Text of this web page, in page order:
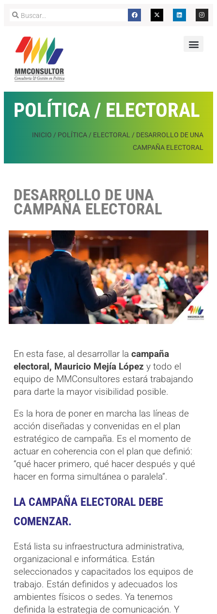
POLÍTICA / ELECTORAL
INICIO / POLÍTICA / ELECTORAL / DESARROLLO DE UNA
CAMPAÑA ELECTORAL
DESARROLLO DE UNA
CAMPAÑA ELECTORAL
En esta fase, al desarrollar la campaña
electoral, Mauricio Mejía López y todo el
equipo de MMConsultores estará trabajando
para darte la mayor visibilidad posible.
Es la hora de poner en marcha las líneas de
acción diseñadas y convenidas en el plan
estratégico de campaña. Es el momento de
actuar en coherencia con el plan que definió:
“qué hacer primero, qué hacer después y qué
hacer en forma simultánea o paralela”.
LA CAMPAÑA ELECTORAL DEBE
COMENZAR.
Está lista su infraestructura administrativa,
organizacional e informática. Están
seleccionados y capacitados los equipos de
trabajo. Están definidos y adecuados los
ambientes físicos o sedes. Ya tenemos
definida la estrategia de comunicación. Y